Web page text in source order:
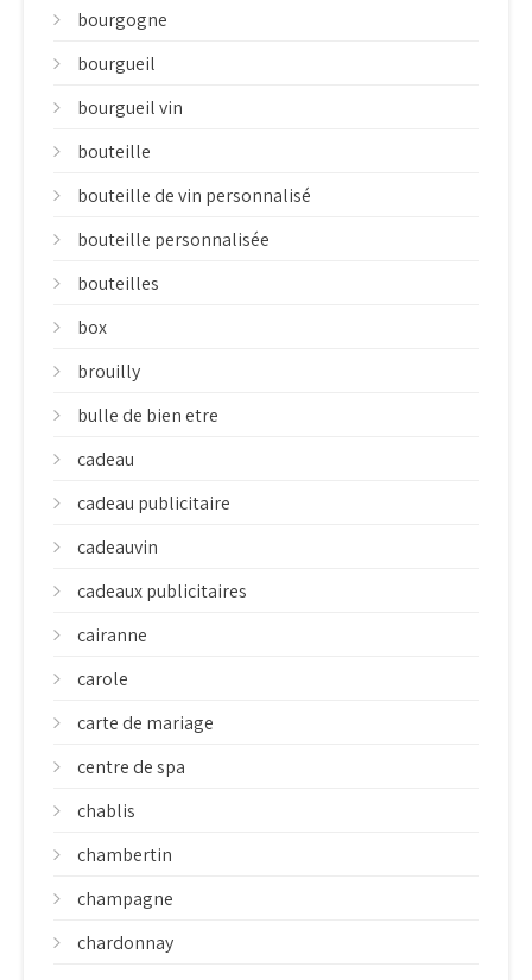
bourgogne
bourgueil
bourgueil vin
bouteille
bouteille de vin personnalisé
bouteille personnalisée
bouteilles
box
brouilly
bulle de bien etre
cadeau
cadeau publicitaire
cadeauvin
cadeaux publicitaires
cairanne
carole
carte de mariage
centre de spa
chablis
chambertin
champagne
chardonnay